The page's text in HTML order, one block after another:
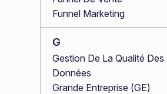
Funnel Marketing
G
Gestion De La Qualité Des
Données
Grande Entreprise (GE)